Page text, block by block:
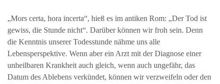
„Mors certa, hora incerta“, hieß es im antiken Rom: „Der Tod ist
gewiss, die Stunde nicht“. Darüber können wir froh sein. Denn
die Kenntnis unserer Todesstunde nähme uns alle
Lebensperspektive. Wenn aber ein Arzt mit der Diagnose einer
unheilbaren Krankheit auch gleich, wenn auch ungefähr, das
Datum des Ablebens verkündet, können wir verzweifeln oder den